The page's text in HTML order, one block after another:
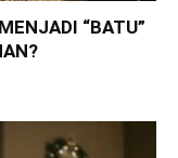
“BATU”